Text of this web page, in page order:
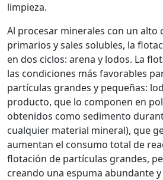
limpieza.
Al procesar minerales con un alto
primarios y sales solubles, la
en dos ciclos: arena y lodos. La
las condiciones más favorables
partículas grandes y pequeñas:
producto, que lo componen en
obtenidos como sedimento
cualquier material mineral), que
aumentan el consumo total de
flotación de partículas grandes,
creando una espuma abundante